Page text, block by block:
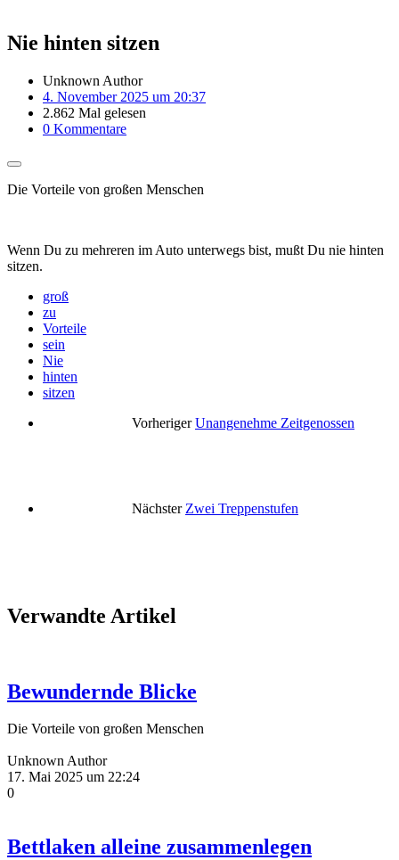
Nie hinten sitzen
Unknown Author
4. November 2025 um 20:37
2.862 Mal gelesen
0 Kommentare
Die Vorteile von großen Menschen
Wenn Du zu mehreren im Auto unterwegs bist, mußt Du nie hinten
sitzen.
groß
zu
Vorteile
sein
Nie
hinten
sitzen
Vorheriger Unangenehme Zeitgenossen
Nächster Zwei Treppenstufen
Verwandte Artikel
Bewundernde Blicke
Die Vorteile von großen Menschen
Unknown Author
17. Mai 2025 um 22:24
0
Bettlaken alleine zusammenlegen